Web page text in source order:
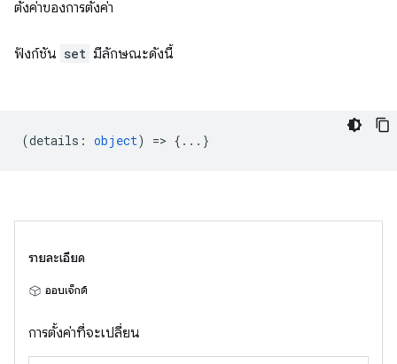
ตั้งค่าของการตั้งค่า
ฟังก์ชัน set มีลักษณะดังนี้
(details : object) => {...}
รายละเอียด
ออบเจ็กต์
การตั้งค่าที่จะเปลี่ยน